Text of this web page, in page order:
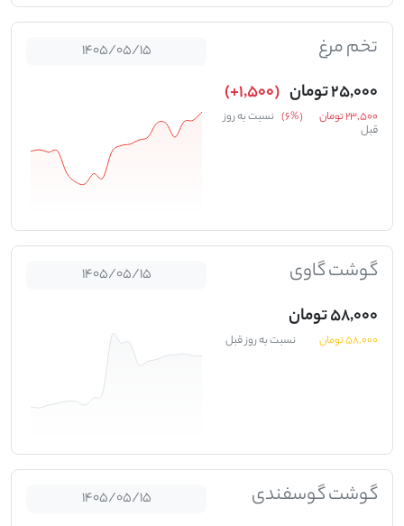
تخم مرغ
25,000 تومان (1,500+)
23,500 تومان (%6) نسبت به روز
قبل
1405/05/15
گوشت گاوی
58,000 تومان
58,000 تومان نسبت به روز قبل
1405/05/15
گوشت گوسفندی 1405/05/15